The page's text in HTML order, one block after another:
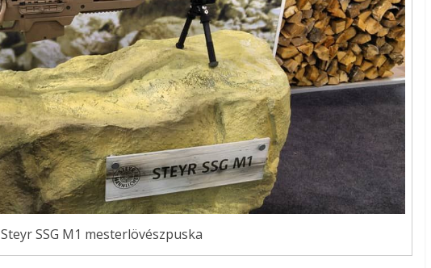
Steyr SSG M1 mesterlövészpuska